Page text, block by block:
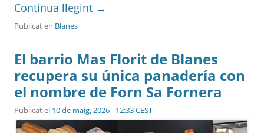
Continua llegint →
Publicat en Blanes
El barrio Mas Florit de Blanes
recupera su única panadería con
el nombre de Forn Sa Fornera
Publicat el 10 de maig, 2026 - 12:33 CEST